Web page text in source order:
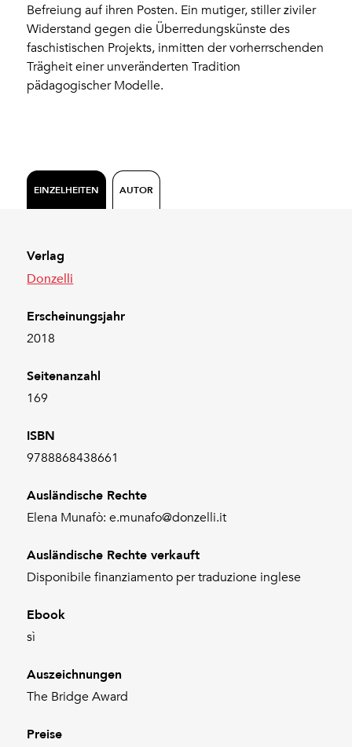
Befreiung auf ihren Posten. Ein mutiger, stiller ziviler
Widerstand gegen die Überredungskünste des
faschistischen Projekts, inmitten der vorherrschenden
Trägheit einer unveränderten Tradition
pädagogischer Modelle.
EINZELHEITEN AUTOR
Verlag
Donzelli
Erscheinungsjahr
2018
Seitenanzahl
169
ISBN
9788868438661
Ausländische Rechte
Elena Munafò: e.munafo@donzelli.it
Ausländische Rechte verkauft
Disponibile finanziamento per traduzione inglese
Ebook
sì
Auszeichnungen
The Bridge Award
Preise